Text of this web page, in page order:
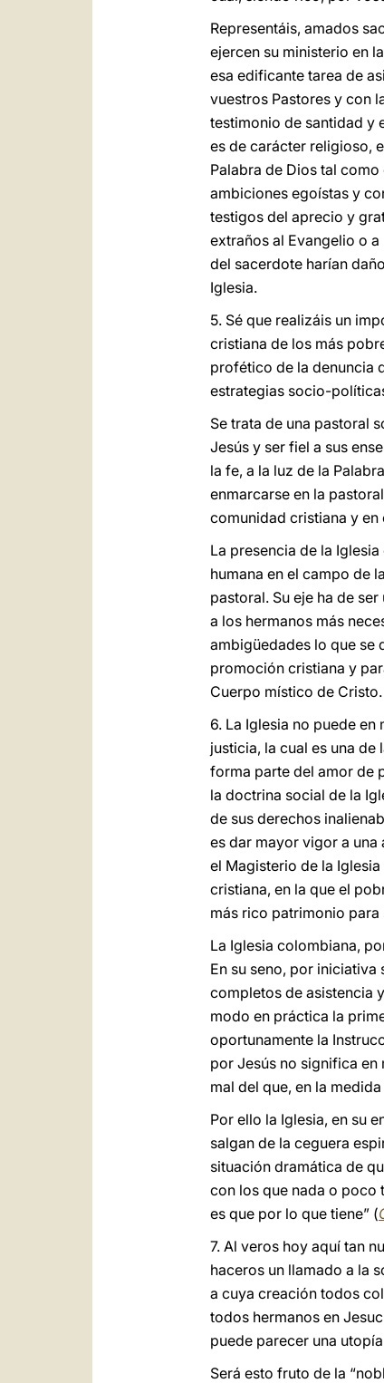
Representáis, amados
ejercen su ministerio en
esa edificante tarea de
vuestros Pastores y con
testimonio de santidad y
es de carácter religioso,
Palabra de Dios tal
ambiciones egoístas y
testigos del aprecio y
extraños al Evangelio o
del sacerdote harían
Iglesia.
5. Sé que realizáis un
cristiana de los más
profético de la denuncia
estrategias socio-
Se trata de una pastoral
Jesús y ser fiel a sus
la fe, a la luz de la
enmarcarse en la
comunidad cristiana y
La presencia de la
humana en el campo de
pastoral. Su eje ha de
a los hermanos más
ambigüedades lo que se
promoción cristiana y
Cuerpo místico de Cristo.
6. La Iglesia no puede
justicia, la cual es una
forma parte del amor de
la doctrina social de la
de sus derechos
es dar mayor vigor a
el Magisterio de la
cristiana, en la que el
más rico patrimonio
La Iglesia colombiana,
En su seno, por
completos de asistencia
modo en práctica la
oportunamente la
por Jesús no significa en
mal del que, en la
Por ello la Iglesia, en su
salgan de la ceguera
situación dramática de
con los que nada o poco
es que por lo que tiene” (
7. Al veros hoy aquí tan
haceros un llamado a la
a cuya creación todos
todos hermanos en
puede parecer una
Será esto fruto de la